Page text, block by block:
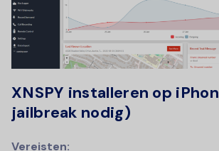
XNSPY installeren op
jailbreak nodig)
Vereisten: